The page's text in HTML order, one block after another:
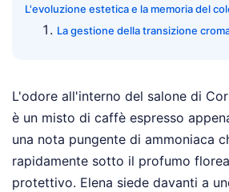
L'evoluzione estetica e la memoria del
La gestione della transizione
L'odore all'interno del salone di
è un misto di caffè espresso
una nota pungente di ammoniaca
rapidamente sotto il profumo
protettivo. Elena siede davanti a